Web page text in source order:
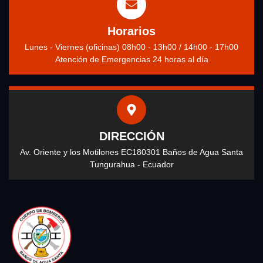
Horarios
Lunes - Viernes (oficinas) 08h00 - 13h00 / 14h00 - 17h00
Atención de Emergencias 24 horas al día
DIRECCIÓN
Av. Oriente y los Motilones EC180301 Baños de Agua Santa
Tungurahua - Ecuador